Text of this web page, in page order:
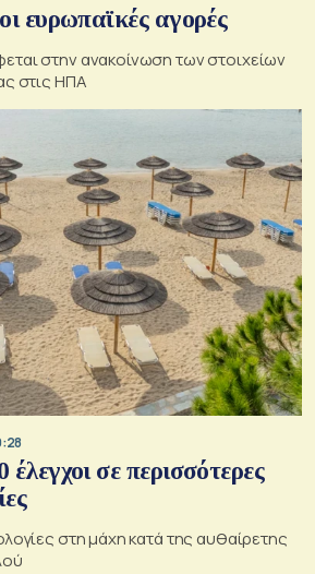
ευρωπαϊκές αγορές
στην ανακοίνωση των στοιχείων
στις ΗΠΑ
σε περισσότερες
στη μάχη κατά της αυθαίρετης